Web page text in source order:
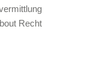
Recht